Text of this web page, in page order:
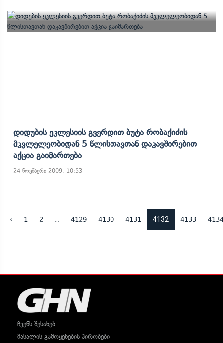
Დიდუბის Ეკლესიის Გვერდით Ბუტა Რობაქიძის
Მკვლელეობიდან 5 Წლისთავთან Დაკავშირებით
Აქცია Გაიმართება
24 ნოემბერი 2009, 10:53
‹ 1 2 4129 4130 4131 4132 4133 4134
ჩვენს შესახებ
მასალის გამოყენების პირობები